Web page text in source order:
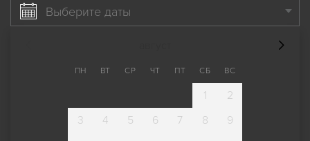
Выберите даты
ПН ВТ СР ЧТ ПТ СБ ВС
1
2
3
4 5 6 7 8
9